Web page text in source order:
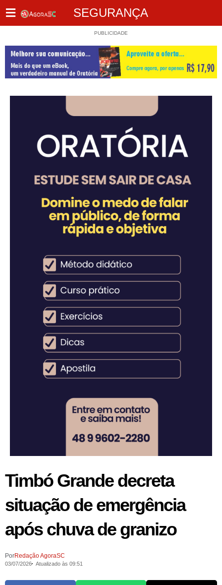
SEGURANÇA
PUBLICIDADE
Timbó Grande decreta
situação de emergência
após chuva de granizo
PorRedação AgoraSC
03/07/2026 Atualizado às 09:51